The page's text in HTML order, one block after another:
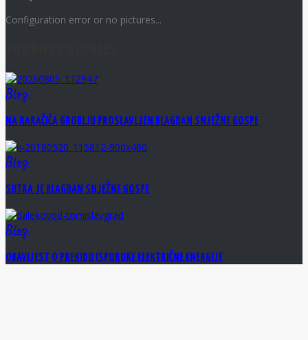
Configuration error or no pictures...
Blog
NA KARAČIĆA GROBLJU PROSLAVLJEN BLAGDAN SNJEŽNE GOSPE
Blog
SUTRA JE BLAGDAN SNJEŽNE GOSPE
Blog
OBAVIJEST O PREKIDU ISPORUKE ELEKTRIČNE ENERGIJE